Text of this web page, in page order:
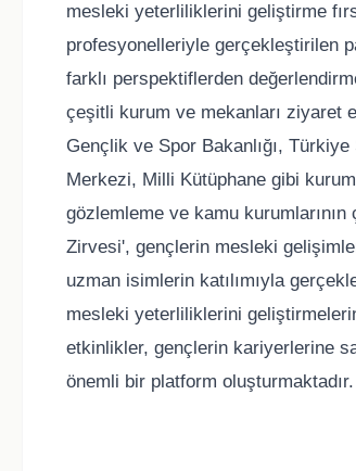
mesleki yeterliliklerini geliştirme
profesyonelleriyle gerçekleştirilen
farklı perspektiflerden
çeşitli kurum ve mekanları ziyaret
Gençlik ve Spor Bakanlığı, Türkiye
Merkezi, Milli Kütüphane gibi
gözlemleme ve kamu kurumlarının
Zirvesi', gençlerin mesleki
uzman isimlerin katılımıyla
mesleki yeterliliklerini
etkinlikler, gençlerin kariyerlerine
önemli bir platform oluşturmaktadır.